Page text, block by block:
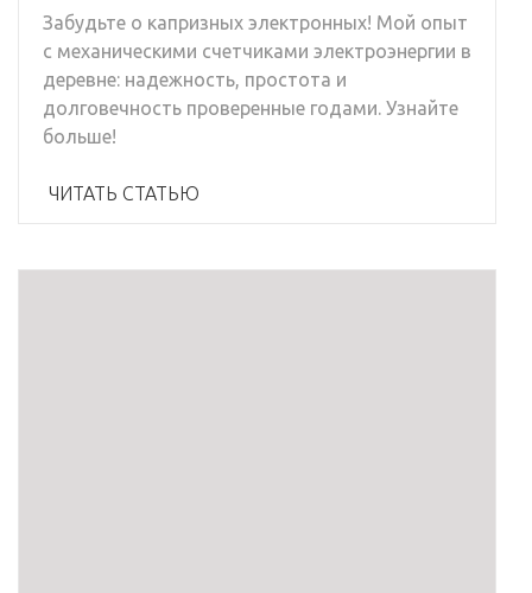
Забудьте о капризных электронных! Мой опыт
с механическими счетчиками электроэнергии в
деревне: надежность, простота и
долговечность проверенные годами. Узнайте
больше!
ЧИТАТЬ СТАТЬЮ